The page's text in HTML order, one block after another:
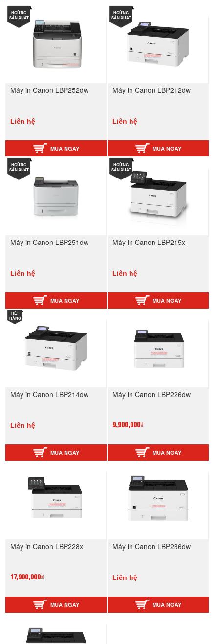
NGỪNG
SẢN XUẤT
Máy in Canon LBP252dw
Liên hệ
MUA NGAY
NGỪNG
SẢN XUẤT
Máy in Canon LBP212dw
Liên hệ
MUA NGAY
NGỪNG
SẢN XUẤT
Máy in Canon LBP251dw
Liên hệ
MUA NGAY
NGỪNG
SẢN XUẤT
Máy in Canon LBP215x
Liên hệ
MUA NGAY
HẾT
HÀNG
Máy in Canon LBP214dw
Liên hệ
MUA NGAY
Máy in Canon LBP226dw
9,900,000₫
MUA NGAY
Máy in Canon LBP228x
17,900,000₫
MUA NGAY
Máy in Canon LBP236dw
Liên hệ
MUA NGAY